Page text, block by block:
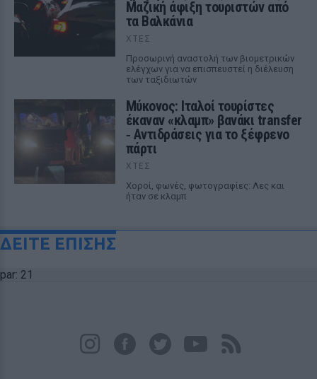
Μαζική άφιξη τουριστών από
τα Βαλκάνια
ΧΤΕΣ
Προσωρινή αναστολή των βιομετρικών
ελέγχων για να επισπευστεί η διέλευση
των ταξιδιωτών
Μύκονος: Ιταλοί τουρίστες
έκαναν «κλαμπ» βανάκι transfer
‑ Αντιδράσεις για το ξέφρενο
πάρτι
ΧΤΕΣ
Χοροί, φωνές, φωτογραφίες: Λες και
ήταν σε κλαμπ
ΔΕΙΤΕ ΕΠΙΣΗΣ
par: 21